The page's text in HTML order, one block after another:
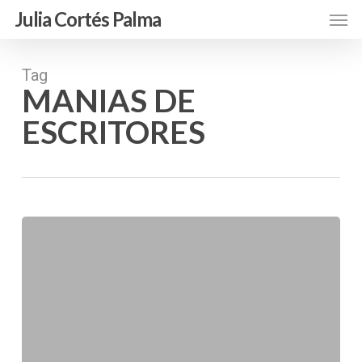
SkipJulia Cortés Palma
Tag
MANIAS DE
ESCRITORES